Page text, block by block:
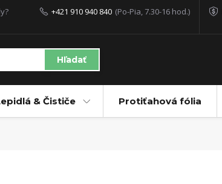
Hľadať
+421 910 940 840 (Po-Pia, 7.30-16 hod.)
& Čističe Protiťahová fólia